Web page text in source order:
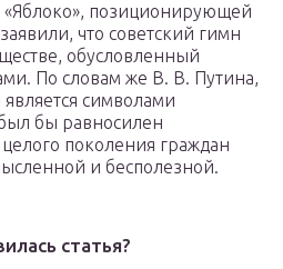
«Яблоко», позиционирующей
что советский гимн
обусловленный
По словам же В. В. Путина,
является символами
бы равносилен
поколения граждан
и бесполезной.
статья?